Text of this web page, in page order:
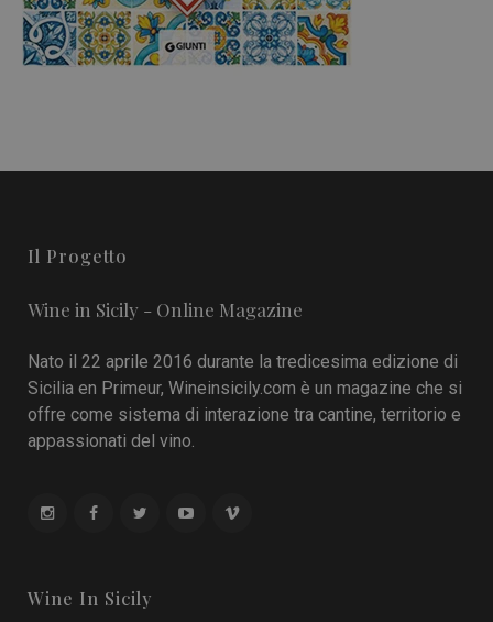
Il Progetto
Wine in Sicily - Online Magazine
Nato il 22 aprile 2016 durante la tredicesima edizione di
Sicilia en Primeur, Wineinsicily.com è un magazine che si
offre come sistema di interazione tra cantine, territorio e
appassionati del vino.
Wine In Sicily